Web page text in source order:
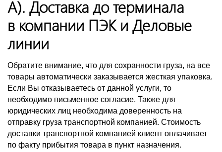
А). Доставка до терминала
в компании ПЭК и Деловые
линии
Обратите внимание, что для сохранности груза, на все
товары автоматически заказывается жесткая упаковка.
Если Вы отказываетесь от данной услуги, то
необходимо письменное согласие. Также для
юридических лиц необходима доверенность на
отправку груза транспортной компанией. Стоимость
доставки транспортной компанией клиент оплачивает
по факту прибытия товара в пункт назначения.